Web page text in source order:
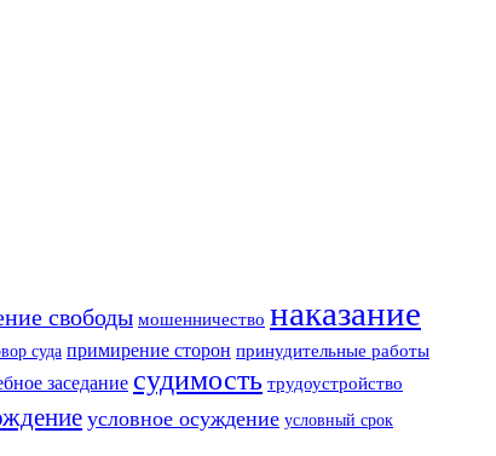
свободы мошенничество наказание
суда примирение сторон принудительные работы
заседание судимость трудоустройство
условное осуждение условный срок